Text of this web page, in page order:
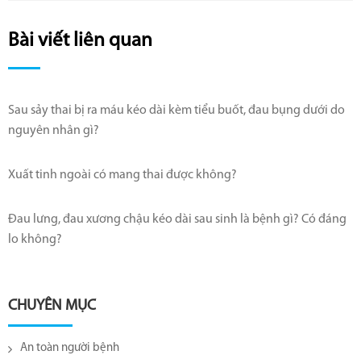
Bài viết liên quan
Sau sảy thai bị ra máu kéo dài kèm tiểu buốt, đau bụng dưới do
nguyên nhân gì?
Xuất tinh ngoài có mang thai được không?
Đau lưng, đau xương chậu kéo dài sau sinh là bệnh gì? Có đáng
lo không?
CHUYÊN MỤC
An toàn người bệnh